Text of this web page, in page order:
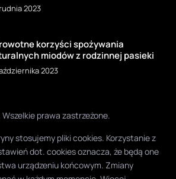
2023
korzyści spożywania
miodów z rodzinnej pasieki
2023
prawa zastrzeżone.
stosujemy pliki cookies. Korzystanie z
dot. cookies oznacza, że będą one
urządzeniu końcowym. Zmiany